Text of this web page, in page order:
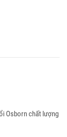
Osborn chất lượng